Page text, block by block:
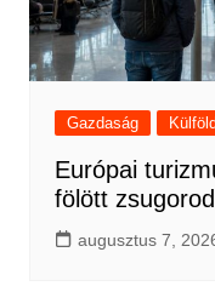
Gazdaság Külföld
Európai
fölött
augusztus 7,